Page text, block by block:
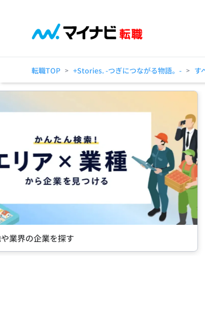
転職TOP > +Stories. -つぎにつながる物語。- > す
業界の企業を探す